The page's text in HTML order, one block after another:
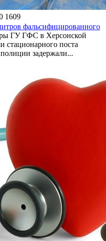
1609
фальсифицированного
ГУ ГФС в Херсонской
стационарного поста
задержали...